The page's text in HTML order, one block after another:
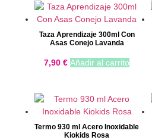
Taza Aprendizaje 300ml Con
Asas Conejo Lavanda
7,90 € Añadir al carrito
Termo 930 ml Acero Inoxidable
Kiokids Rosa